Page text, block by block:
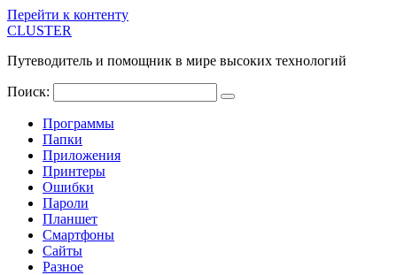
Перейти к контенту
CLUSTER
Путеводитель и помощник в мире высоких технологий
Поиск:
Программы
Папки
Приложения
Принтеры
Ошибки
Пароли
Планшет
Смартфоны
Сайты
Разное